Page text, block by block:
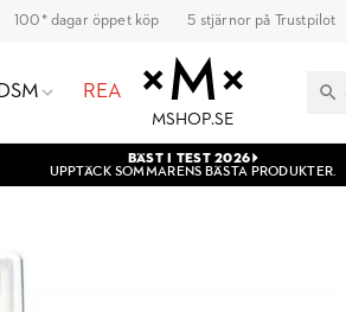
100* dagar öppet köp 5 stjärnor på Trustpilot
REA
MSHOP.SE
BÄST I TEST 2026
UPPTÄCK SOMMARENS BÄSTA PRODUKTER.